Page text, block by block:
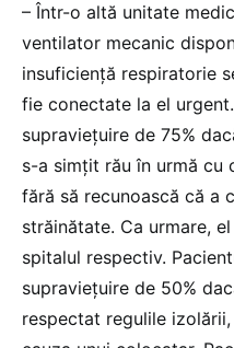
– Într-o altă unitate
ventilator mecanic
insuficiență respiratorie
fie conectate la el
supraviețuire de 75%
s-a simțit rău în urmă cu
fără să recunoască că a
străinătate. Ca urmare,
spitalul respectiv.
supraviețuire de 50%
respectat regulile